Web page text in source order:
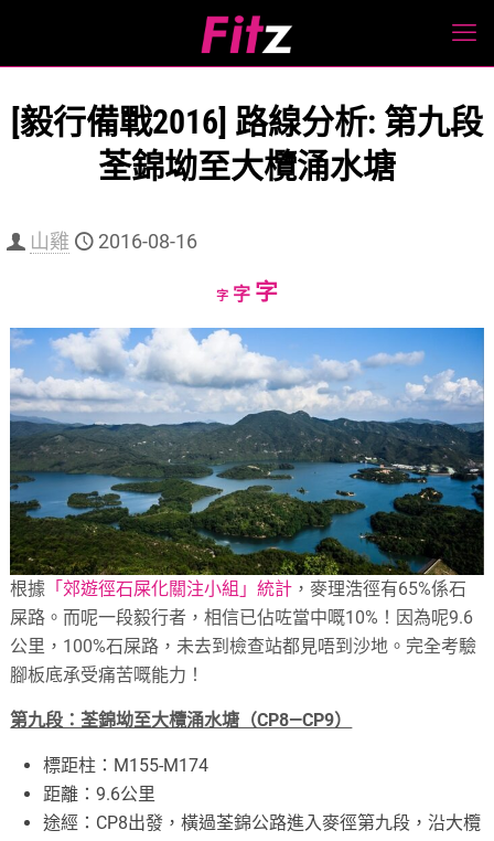
[毅行備戰2016] 路線分析: 第九段
荃錦坳至大欖涌水塘
山雞 2016-08-16
字Decrease
size.
字Reset
size.
字Increase
size.
根據 「郊遊徑石屎化關注小組」統計 ，麥理浩徑有65%係石
屎路。而呢一段毅行者，相信已佔咗當中嘅10%！因為呢9.6
公里，100%石屎路，未去到檢查站都見唔到沙地。完全考驗
腳板底承受痛苦嘅能力！
第九段：荃錦坳至大欖涌水塘（CP8—CP9）
標距柱：M155-M174
距離：9.6公里
途經：CP8出發，橫過荃錦公路進入麥徑第九段，沿大欖